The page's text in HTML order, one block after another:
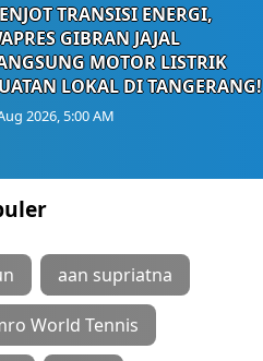
TRANSISI ENERGI,
GIBRAN JAJAL
MOTOR LISTRIK
LOKAL DI TANGERANG!
2026, 5:00 AM
aan supriatna
World Tennis